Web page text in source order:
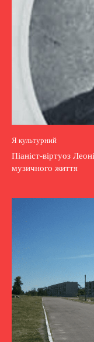
Я культурний
Піаніст-віртуоз
музичного життя